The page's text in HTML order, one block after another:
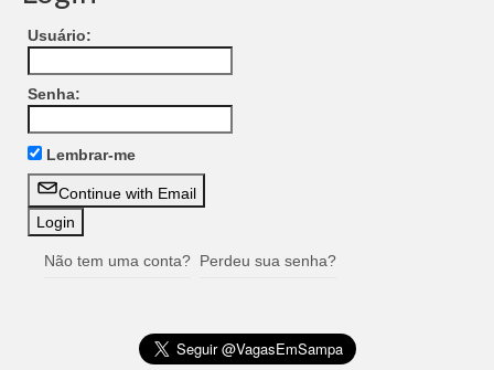
Usuário:
Senha:
Lembrar-me
Continue with Email
Não tem uma conta? Perdeu sua senha?